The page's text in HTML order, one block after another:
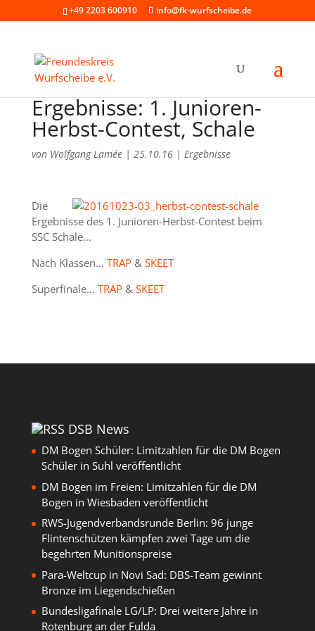
+49 2203 600910 info@fk-wurfscheibe.de
Ergebnisse: 1. Junioren-
Herbst-Contest, Schale
von Wolfgang Lamée| 25.10.16| Ergebnisse
Die
Ergebnisse des 1. Junioren-Herbst-Contest beim
SSC Schale…
Nach Klassen… TRAP & SKEET
Superfinale… TRAP & SKEET
DSB News
DM Bogen Schüler: Limitzahlen für die DM Bogen
Schüler in Suhl veröffentlicht
DM Bogen im Freien: Limitzahlen für die DM
Bogen in Wiesbaden veröffentlicht
RWS-Jugendverbandsrunde Berlin: 96 junge
Flintenschützen kämpfen zwei Tage um die
begehrten Munitionspreise
Para-Weltcup in Novi Sad: DBS-Team gewinnt
Bronze im Liegendschießen
Bundesligafinale LG/LP: Drei weitere Jahre in
Rotenburg an der Fulda